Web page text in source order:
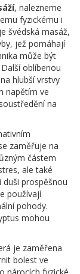
, nalezneme
fyzickému i
švédská masáž,
jež pomáhají
může být
oblíbenou
hlubší vrstvy
napětím ve
na
zaměřuje na
částem
ale také
prospěšnou
používají
pohody.
mohou
je zaměřena
bolest ve